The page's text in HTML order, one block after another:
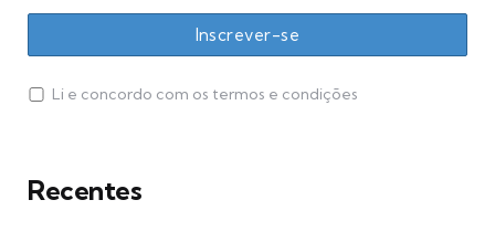
Li e concordo com os termos e condições
Recentes